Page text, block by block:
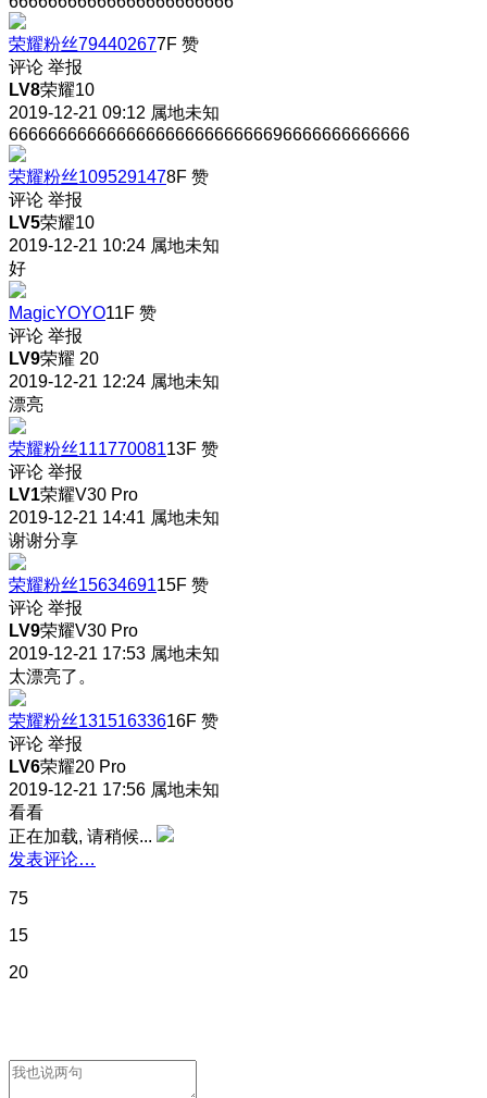
荣耀粉丝794402677F 赞
评论 举报
LV8荣耀10
2019-12-21 09:12 属地未知
66666666666666666666666666696666666666666
荣耀粉丝1095291478F 赞
评论 举报
LV5荣耀10
2019-12-21 10:24 属地未知
好
MagicYOYO11F 赞
评论 举报
LV9荣耀 20
2019-12-21 12:24 属地未知
漂亮
荣耀粉丝11177008113F 赞
评论 举报
LV1荣耀V30 Pro
2019-12-21 14:41 属地未知
谢谢分享
荣耀粉丝1563469115F 赞
评论 举报
LV9荣耀V30 Pro
2019-12-21 17:53 属地未知
太漂亮了。
荣耀粉丝13151633616F 赞
评论 举报
LV6荣耀20 Pro
2019-12-21 17:56 属地未知
看看
正在加载, 请稍候...
发表评论…
75
15
20